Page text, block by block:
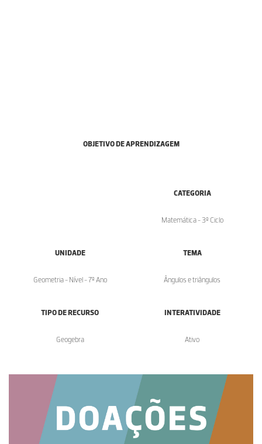
OBJETIVO DE APRENDIZAGEM
CATEGORIA
Matemática - 3º Ciclo
UNIDADE
Geometria - Nível - 7º Ano
TEMA
Ângulos e triângulos
TIPO DE RECURSO
Geogebra
INTERATIVIDADE
Ativo